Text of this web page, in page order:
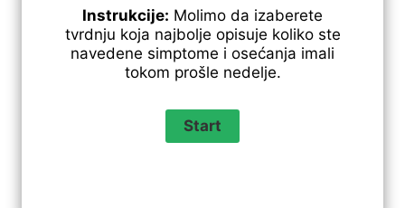
Instrukcije: Molimo da izaberete
tvrdnju koja najbolje opisuje koliko ste
navedene simptome i osećanja imali
tokom prošle nedelje.